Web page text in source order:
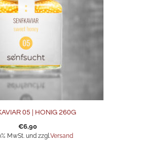
05 | HONIG 260G
€6,90
MwSt. und zzgl.Versand